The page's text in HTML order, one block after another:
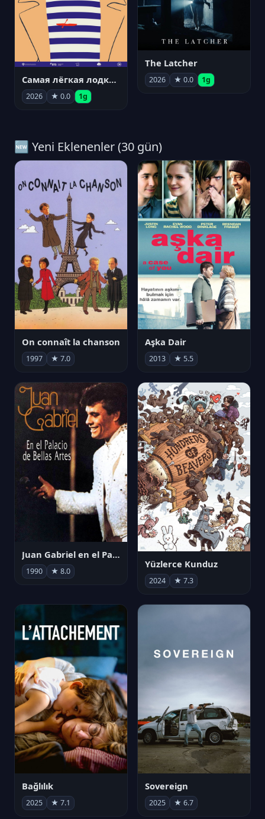
Самая лёгкая лодка в мире
2026 ★ 0.0 1g
The Latcher
2026 ★ 0.0 1g
🆕 Yeni Eklenenler (30 gün)
On connaît la chanson
1997 ★ 7.0
Aşka Dair
2013 ★ 5.5
Juan Gabriel en el Palacio de Bellas Artes
1990 ★ 8.0
Yüzlerce Kunduz
2024 ★ 7.3
Bağlılık
2025 ★ 7.1
Sovereign
2025 ★ 6.7